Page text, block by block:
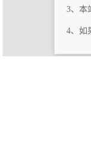
3、本
4、如